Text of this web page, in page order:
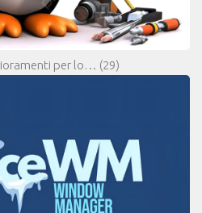
per lo… (29)